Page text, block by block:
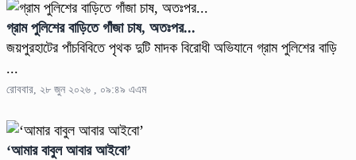
গ্রাম পুলিশের বাড়িতে গাঁজা চাষ, অতঃপর...
জয়পুরহাটের পাঁচবিবিতে পৃথক দুটি মাদক বিরোধী অভিযানে গ্রাম পুলিশের বাড়ি
...
রোববার, ২৮ জুন ২০২৬ , ০৯:৪৯ এএম
‘আমার বাবুল আবার আইবো’